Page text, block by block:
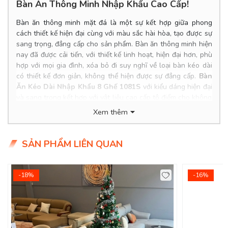
Bàn Ăn Thông Minh Nhập Khẩu Cao Cấp!
Bàn ăn thông minh mặt đá là một sự kết hợp giữa phong
cách thiết kế hiện đại cùng với màu sắc hài hòa, tạo được sự
sang trọng, đẳng cấp cho sản phẩm. Bàn ăn thông minh hiện
nay đã được cải tiến, với thiết kế linh hoạt, hiện đại hơn, phù
hợp với mọi gia đình, xóa bỏ đi suy nghĩ về loại bàn kéo dài
có thiết kế đơn giản, không thể hiện được sự đẳng cấp. Bàn
Ăn Kéo Dài Nhập Khẩu 8 Ghế 1081S với kiểu dáng hiện đại
gian phòng bếp của bạn thêm phần nổi bật.
Product Info
Kích thước bàn: 1.6/2.3*0.9*0.75m
Giá bàn KM: 14.500.000đ (Giá gốc: 18.500.000đ)
Giá ghế KM: 1.250.000đ/Cái
Giá trọn bộ 8 ghế: 24.500.000đ
Tình trạng: Hàng mới - còn hàng.
Giao Hàng Miễn Phí
Xem thêm
SẢN PHẨM LIÊN QUAN
-18% -16%